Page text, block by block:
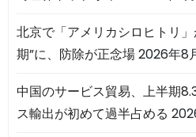
北京で「アメリカシロヒトリ
期”に、防除が正念場2026年8
中国のサービス貿易、上半期
ス輸出が初めて過半占める